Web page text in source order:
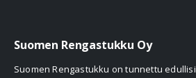
Suomen Rengastukku Oy
Suomen Rengastukku on tunnettu